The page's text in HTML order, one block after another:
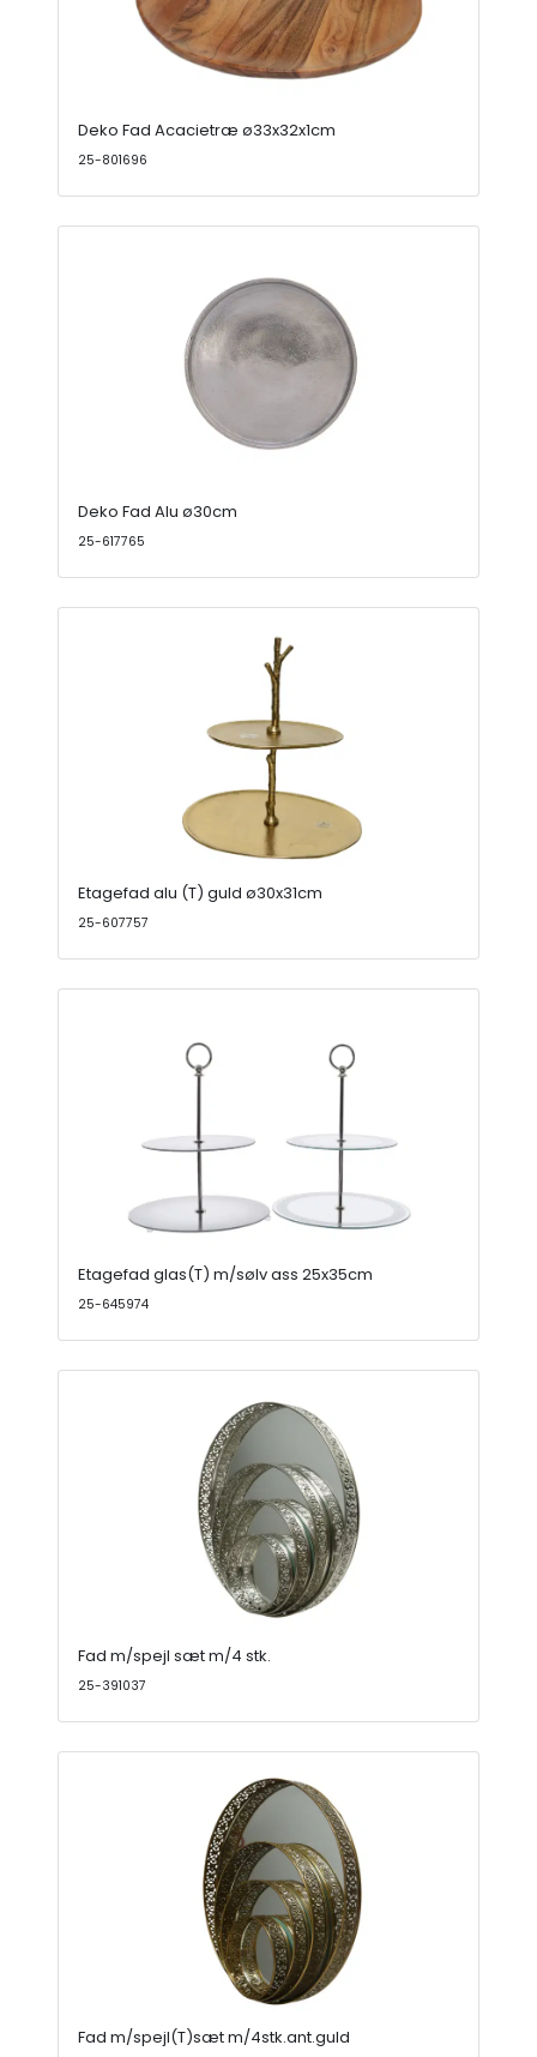
Deko Fad Acacietræ ø33x32x1cm
25-801696
Deko Fad Alu ø30cm
25-617765
Etagefad alu (T) guld ø30x31cm
25-607757
Etagefad glas(T) m/sølv ass 25x35cm
25-645974
Fad m/spejl sæt m/4 stk.
25-391037
Fad m/spejl(T)sæt m/4stk.ant.guld